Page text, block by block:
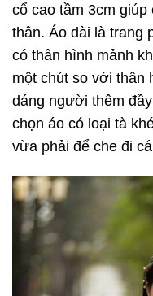
cổ cao tầm 3cm giúp
thân. Áo dài là trang
có thân hình mảnh
một chút so với thân
dáng người thêm
chọn áo có loại tà
vừa phải để che đi